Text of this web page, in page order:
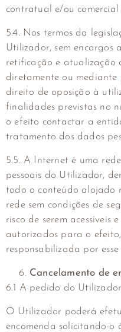
contratual e/ou
5.4. Nos termos da
Utilizador, sem encargos
retificação e atualização
diretamente ou mediante
direito de oposição à
finalidades previstas no
o efeito contactar a
tratamento dos dados
5.5. A Internet é uma
pessoais do Utilizador,
todo o conteúdo alojado
rede sem condições de
risco de serem acessíveis
autorizados para o
responsabilizada por
Cancelamento de
6.1 A pedido do Utilizador
O Utilizador poderá
encomenda solicitando-o